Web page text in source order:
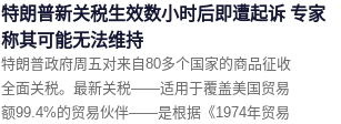
特朗普新关税生效数小时后即遭起诉 专家
称其可能无法维持
特朗普政府周五对来自80多个国家的商品征收
全面关税。最新关税——适用于覆盖美国贸易
额99.4%的贸易伙伴——是根据《1974年贸易